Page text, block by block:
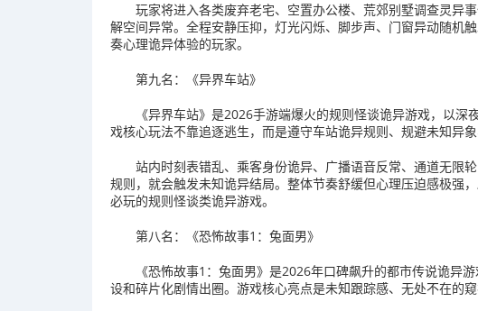
玩家将进入各类废弃老宅、空置办公楼、荒郊别墅调查灵异
解空间异常。全程安静压抑，灯光闪烁、脚步声、门窗异动随机
奏心理诡异体验的玩家。
第九名：《异界车站》
《异界车站》是2026手游端爆火的规则怪谈诡异游戏，以
戏核心玩法不靠追逐逃生，而是遵守车站诡异规则、规避未知异象
站内时刻表错乱、乘客身份诡异、广播语音反常、通道无限
规则，就会触发未知诡异结局。整体节奏舒缓但心理压迫感极强
必玩的规则怪谈类诡异游戏。
第八名：《恐怖故事1：兔面男》
《恐怖故事1：兔面男》是2026年口碑飙升的都市传说诡异
设和碎片化剧情出圈。游戏核心亮点是未知跟踪感、无处不在的窥